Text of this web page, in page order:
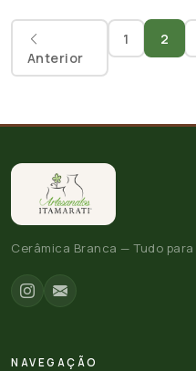
Anterior
1 2
Cerâmica Branca — Tudo
NAVEGAÇÃO